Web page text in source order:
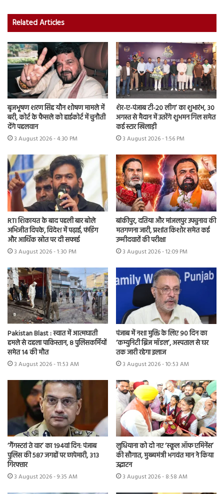
Related Articles
बृजभूषण शरण सिंह यौन शोषण मामले में
बरी, कोर्ट के फैसले को हाईकोर्ट में चुनौती
देंगे पहलवान
3 August 2026 - 4:30 PM
शेर-ए-पंजाब टी-20 लीग’ का शुभारंभ, 30
अगस्त से मैदान में उतरेंगे शुभमन गिल समेत
कई स्टार खिलाड़ी
3 August 2026 - 1:56 PM
RTI शिकायत के बाद पहली बार बोले
अभिजीत दिपके, विदेश में पढ़ाई, फंडिंग
और आर्थिक स्रोत पर दी सफाई
3 August 2026 - 1:30 PM
बांकीपुर, दतिया और मांजलपुर उपचुनाव की
मतगणना जारी, प्रशांत किशोर समेत कई
उम्मीदवारों की परीक्षा
3 August 2026 - 12:09 PM
Pakistan Blast : स्वात में आत्मघाती
हमले से दहला पाकिस्तान, 8 पुलिसकर्मियों
समेत 14 की मौत
3 August 2026 - 11:53 AM
पंजाब में नशा मुक्ति के लिए 90 दिन का
‘कम्युनिटी ब्रिज मॉडल’, अस्पताल से घर
तक जारी रहेगा इलाज
3 August 2026 - 10:53 AM
‘गैंगस्टरां ते वार’ का 194वां दिन: पंजाब
पुलिस की 587 जगहों पर छापेमारी, 313
गिरफ्तार
3 August 2026 - 9:35 AM
लुधियाना को दो नए ‘स्कूल ऑफ एमिनेंस’
की सौगात, मुख्यमंत्री भगवंत मान ने किया
उद्घाटन
3 August 2026 - 8:58 AM